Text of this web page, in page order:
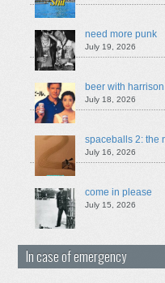
need more punk
July 19, 2026
beer with harrison
July 18, 2026
spaceballs 2: the
July 16, 2026
come in please
July 15, 2026
In case of emergency